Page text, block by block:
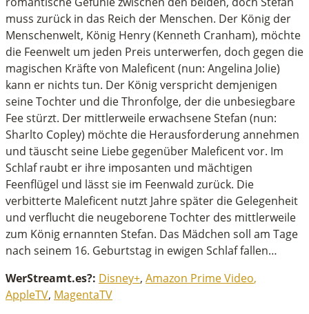
muss zurück in das Reich der Menschen. Der König der
Menschenwelt, König Henry (Kenneth Cranham), möchte
die Feenwelt um jeden Preis unterwerfen, doch gegen die
magischen Kräfte von Maleficent (nun: Angelina Jolie)
kann er nichts tun. Der König verspricht demjenigen
seine Tochter und die Thronfolge, der die unbesiegbare
Fee stürzt. Der mittlerweile erwachsene Stefan (nun:
Sharlto Copley) möchte die Herausforderung annehmen
und täuscht seine Liebe gegenüber Maleficent vor. Im
Schlaf raubt er ihre imposanten und mächtigen
Feenflügel und lässt sie im Feenwald zurück. Die
verbitterte Maleficent nutzt Jahre später die Gelegenheit
und verflucht die neugeborene Tochter des mittlerweile
zum König ernannten Stefan. Das Mädchen soll am Tage
nach seinem 16. Geburtstag in ewigen Schlaf fallen…
WerStreamt.es?: Disney+, Amazon Prime Video,
AppleTV, MagentaTV